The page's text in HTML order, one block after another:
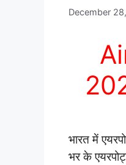
December
भारत में
भर के